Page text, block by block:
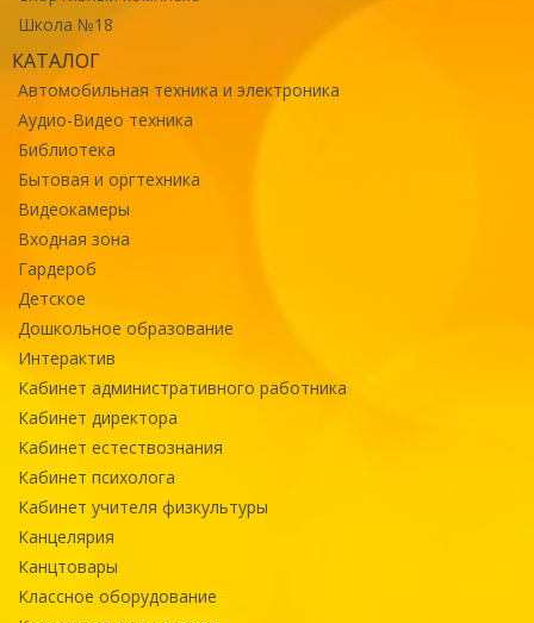
Школа №18
КАТАЛОГ
Автомобильная техника и электроника
Аудио-Видео техника
Библиотека
Бытовая и оргтехника
Видеокамеры
Входная зона
Гардероб
Детское
Дошкольное образование
Интерактив
Кабинет административного работника
Кабинет директора
Кабинет естествознания
Кабинет психолога
Кабинет учителя физкультуры
Канцелярия
Канцтовары
Классное оборудование